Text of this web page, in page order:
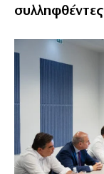
συλληφθέντες